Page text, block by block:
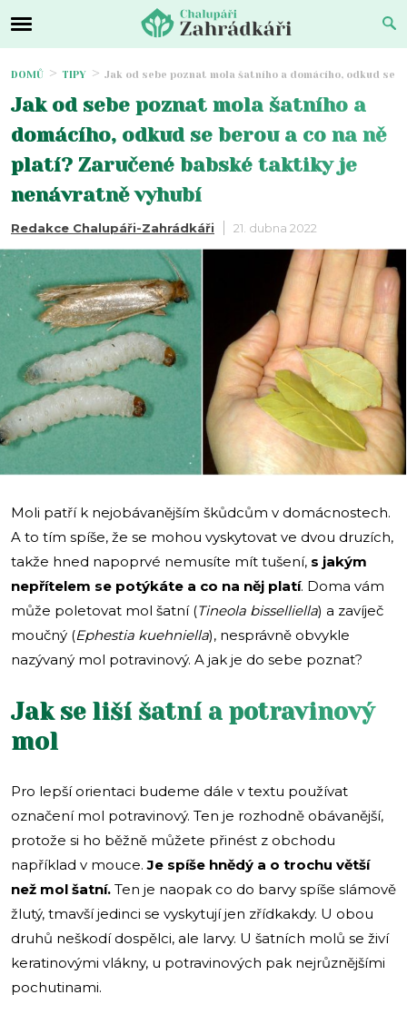
DOMŮ TIPY Jak od sebe poznat mola šatního a domácího, odkud se
Jak od sebe poznat mola šatního a
domácího, odkud se berou a co na ně
platí? Zaručené babské taktiky je
nenávratně vyhubí
Redakce Chalupáři-Zahrádkáři 21. dubna 2022
Moli patří k nejobávanějším škůdcům v domácnostech.
A to tím spíše, že se mohou vyskytovat ve dvou druzích,
takže hned napoprvé nemusíte mít tušení, s jakým
nepřítelem se potýkáte a co na něj platí. Doma vám
může poletovat mol šatní (Tineola bisselliella) a zavíječ
moučný (Ephestia kuehniella), nesprávně obvykle
nazývaný mol potravinový. A jak je do sebe poznat?
Jak se liší šatní a potravinový
mol
Pro lepší orientaci budeme dále v textu používat
označení mol potravinový. Ten je rozhodně obávanější,
protože si ho běžně můžete přinést z obchodu
například v mouce.Je spíše hnědý a o trochu větší
než mol šatní. Ten je naopak co do barvy spíše slámově
žlutý, tmavší jedinci se vyskytují jen zřídkakdy. U obou
druhů neškodí dospělci, ale larvy. U šatních molů se živí
keratinovými vlákny, u potravinových pak nejrůznějšími
pochutinami.